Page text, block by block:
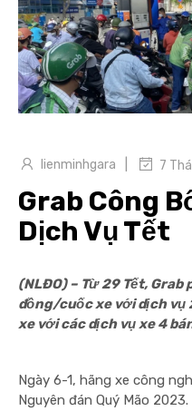
lienminhgara 7
Grab Công
Dịch Vụ Tết
(NLĐO) – Từ 29 Tết,
đồng/cuốc xe với dịch vụ
xe với các dịch vụ xe 4
Ngày 6-1, hãng xe công
Nguyên đán Quý Mão